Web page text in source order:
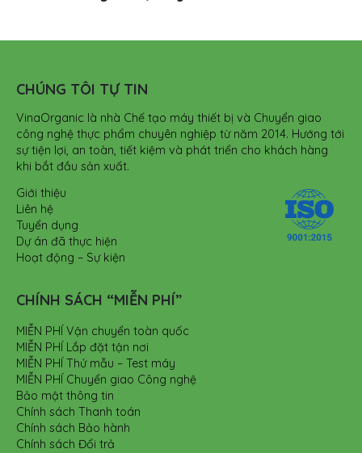
CHÚNG TÔI TỰ TIN
VinaOrganic là nhà Chế tạo máy thiết bị và Chuyển giao
công nghệ thực phẩm chuyên nghiệp từ năm 2014. Hướng tới
sự tiện lợi, an toàn, tiết kiệm và phát triển cho khách hàng
khi bắt đầu sản xuất.
Giới thiệu
Liên hệ
Tuyển dụng
Dự án đã thực hiện
Hoạt động – Sự kiện
CHÍNH SÁCH “MIỄN PHÍ”
MIỄN PHÍ Vận chuyển toàn quốc
MIỄN PHÍ Lắp đặt tận nơi
MIỄN PHÍ Thử mẫu – Test máy
MIỄN PHÍ Chuyển giao Công nghệ
Bảo mật thông tin
Chính sách Thanh toán
Chính sách Bảo hành
Chính sách Đổi trả